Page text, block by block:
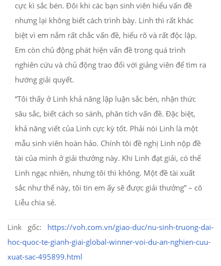
cực kì sắc bén. Đôi khi các bạn sinh viên hiểu vấn đề
nhưng lại không biết cách trình bày. Linh thì rất khác
biệt vì em nắm rất chắc vấn đề, hiểu rõ và rất độc lập.
Em còn chủ động phát hiện vấn đề trong quá trình
nghiên cứu và chủ động trao đổi với giảng viên để tìm ra
hướng giải quyết.
“Tôi thấy ở Linh khả năng lập luận sắc bén, nhận thức
sâu sắc, biết cách so sánh, phân tích vấn đề. Đặc biệt,
khả năng viết của Linh cực kỳ tốt. Phải nói Linh là một
mẫu sinh viên hoàn hảo. Chính tôi đề nghị Linh nộp đề
tài của mình ở giải thưởng này. Khi Linh đạt giải, có thể
Linh ngạc nhiên, nhưng tôi thì không. Một đề tài xuất
sắc như thế này, tôi tin em ấy sẽ được giải thưởng” – cô
Liễu chia sẻ.
Link gốc: https://voh.com.vn/giao-duc/nu-sinh-truong-dai-
hoc-quoc-te-gianh-giai-global-winner-voi-du-an-nghien-cuu-
xuat-sac-495899.html